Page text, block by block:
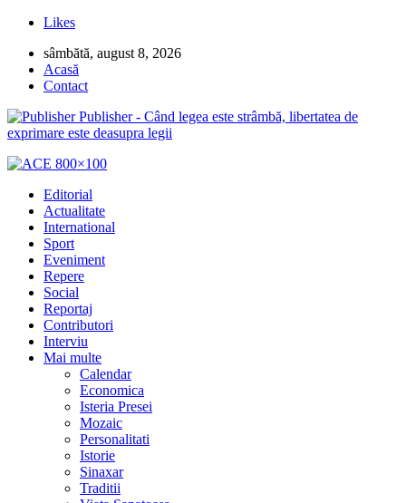
Likes
sâmbătă, august 8, 2026
Acasă
Contact
Publisher - Când legea este strâmbă, libertatea de
exprimare este deasupra legii
Editorial
Actualitate
International
Sport
Eveniment
Repere
Social
Reportaj
Contributori
Interviu
Mai multe
Calendar
Economica
Isteria Presei
Mozaic
Personalitati
Istorie
Sinaxar
Traditii